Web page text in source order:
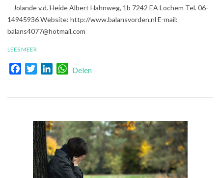
2019-
10-
09
Jolande v.d. Heide Albert Hahnweg, 1b 7242 EA Lochem Tel. 06-
14945936 Website: http://www.balansvorden.nl E-mail:
balans4077@hotmail.com
LEES MEER
FacebookTwitterLinkedInWhatsApp
Delen